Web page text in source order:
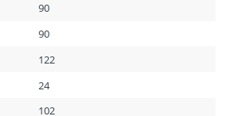
90
90
122
24
102